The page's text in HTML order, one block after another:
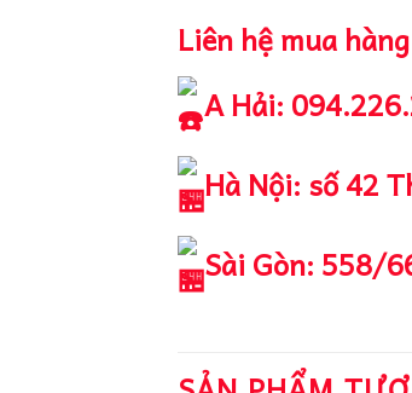
Liên hệ mua hàng
A Hải:
Hà Nội: số 42
Sài Gòn: 558/